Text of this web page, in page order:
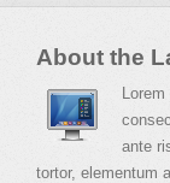
About the
ante
tortor, elementum